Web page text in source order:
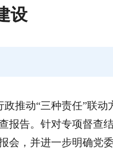
设
推动“三种责任”联
报告。针对专项督查
会，并进一步明确党